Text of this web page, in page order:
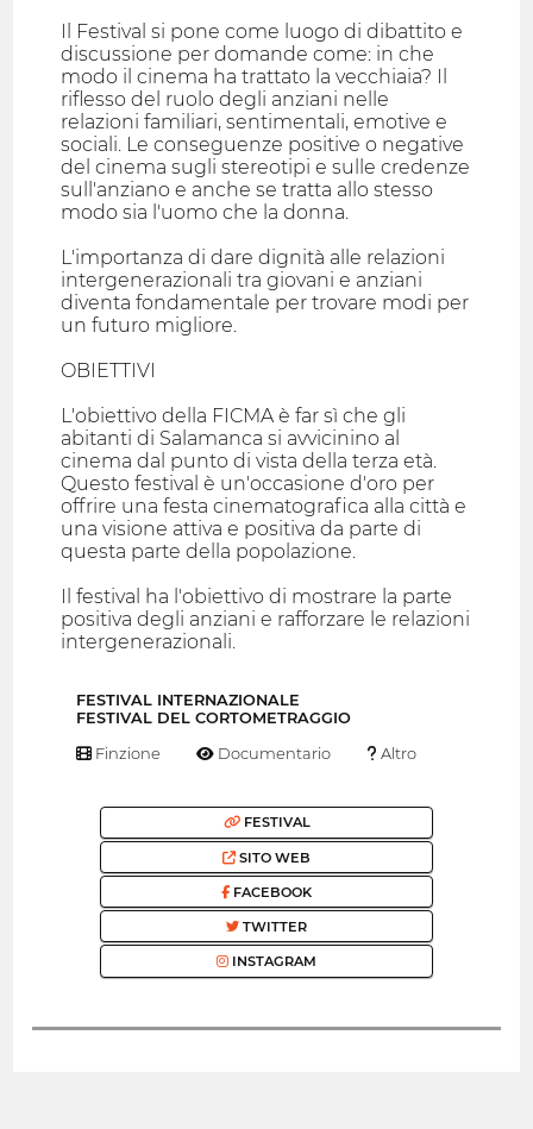
Il Festival si pone come luogo di dibattito e
discussione per domande come: in che
modo il cinema ha trattato la vecchiaia? Il
riflesso del ruolo degli anziani nelle
relazioni familiari, sentimentali, emotive e
sociali. Le conseguenze positive o negative
del cinema sugli stereotipi e sulle credenze
sull'anziano e anche se tratta allo stesso
modo sia l'uomo che la donna.
L'importanza di dare dignità alle relazioni
intergenerazionali tra giovani e anziani
diventa fondamentale per trovare modi per
un futuro migliore.
OBIETTIVI
L'obiettivo della FICMA è far sì che gli
abitanti di Salamanca si avvicinino al
cinema dal punto di vista della terza età.
Questo festival è un'occasione d'oro per
offrire una festa cinematografica alla città e
una visione attiva e positiva da parte di
questa parte della popolazione.
Il festival ha l'obiettivo di mostrare la parte
positiva degli anziani e rafforzare le relazioni
intergenerazionali.
FESTIVAL INTERNAZIONALE
FESTIVAL DEL CORTOMETRAGGIO
Finzione Documentario Altro
FESTIVAL
SITO WEB
FACEBOOK
TWITTER
INSTAGRAM